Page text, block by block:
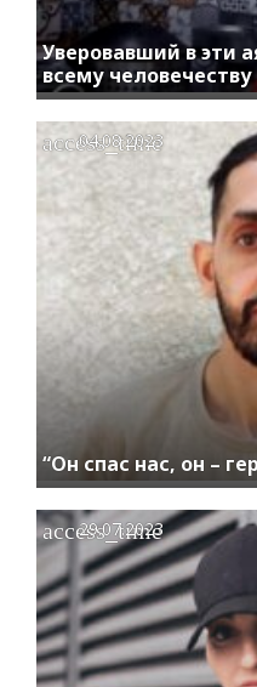
Уверовавший в эти
всему человечеству
“Он спас нас, он –
access_time
04.08.2023
access_time
29.07.2023